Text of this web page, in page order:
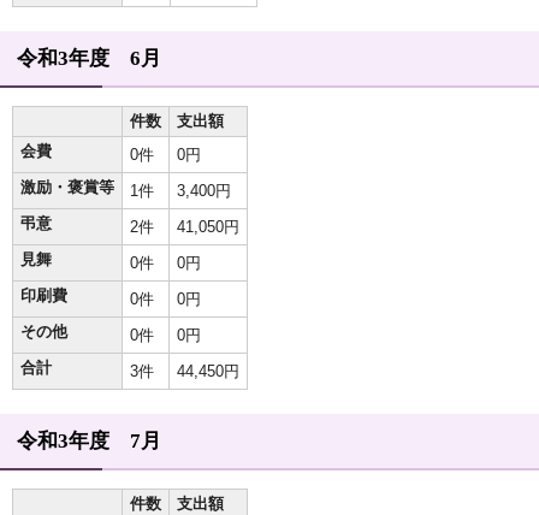
令和3年度 6月
件数
支出額
会費
0件
0円
激励・褒賞等
1件
3,400円
弔意
2件
41,050円
見舞
0件
0円
印刷費
0件
0円
その他
0件
0円
合計
3件 44,450円
令和3年度 7月
件数
支出額